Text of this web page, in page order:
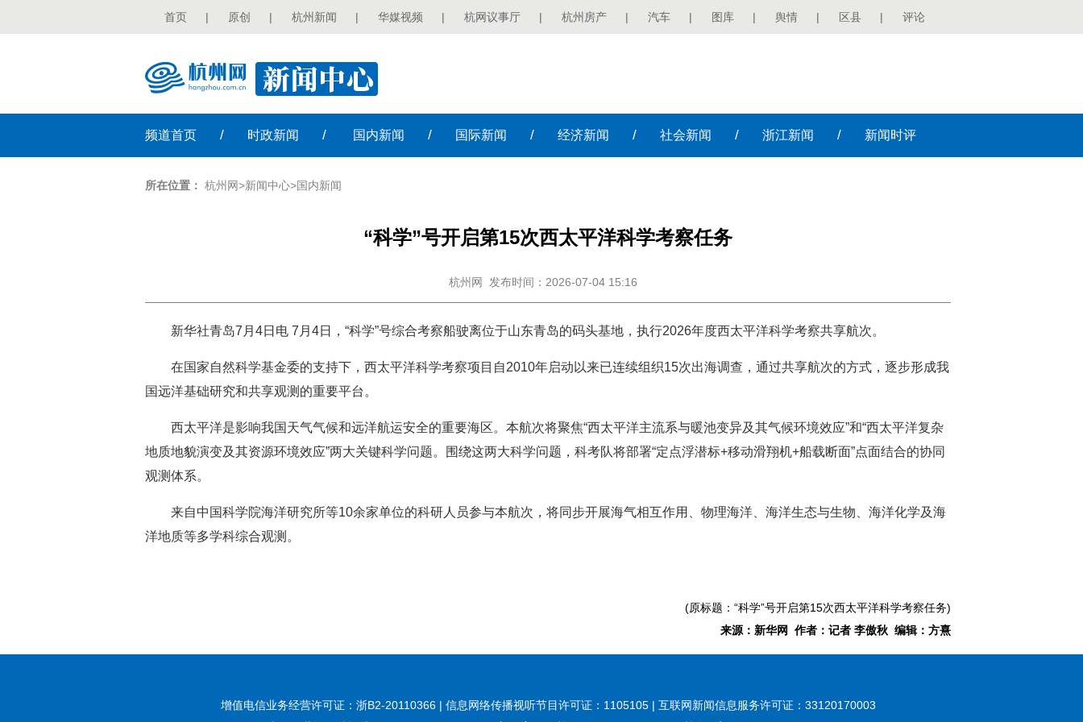
首页 | 原创 | 杭州新闻 | 华媒视频 | 杭网议事厅 | 杭州房产 | 汽车 | 图库 | 舆情 | 区县 | 评论
频道首页 / 时政新闻 / 国内新闻 / 国际新闻 / 经济新闻 / 社会新闻 / 浙江新闻 / 新闻时评
所在位置： 杭州网>新闻中心>国内新闻
“科学”号开启第15次西太平洋科学考察任务
杭州网 发布时间：2026-07-04 15:16
新华社青岛7月4日电 7月4日，“科学”号综合考察船驶离位于山东青岛的码头基地，执行2026年度西太平洋科学考察共享航次。
在国家自然科学基金委的支持下，西太平洋科学考察项目自2010年启动以来已连续组织15次出海调查，通过共享航次的方式，逐步形成我
国远洋基础研究和共享观测的重要平台。
西太平洋是影响我国天气气候和远洋航运安全的重要海区。本航次将聚焦“西太平洋主流系与暖池变异及其气候环境效应”和“西太平洋复杂
地质地貌演变及其资源环境效应”两大关键科学问题。围绕这两大科学问题，科考队将部署“定点浮潜标+移动滑翔机+船载断面”点面结合的协同
观测体系。
来自中国科学院海洋研究所等10余家单位的科研人员参与本航次，将同步开展海气相互作用、物理海洋、海洋生态与生物、海洋化学及海
洋地质等多学科综合观测。
(原标题：“科学”号开启第15次西太平洋科学考察任务)
来源：新华网 作者：记者 李傲秋 编辑：方熹
增值电信业务经营许可证：浙B2-20110366 | 信息网络传播视听节目许可证：1105105 | 互联网新闻信息服务许可证：33120170003